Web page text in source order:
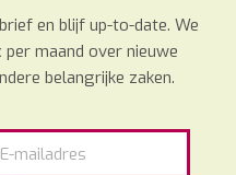
en blijf up-to-date. We
maand over nieuwe
belangrijke zaken.